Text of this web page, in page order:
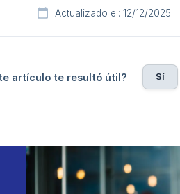
Actualizado el: 12/12/2025
artículo te resultó útil? Sí